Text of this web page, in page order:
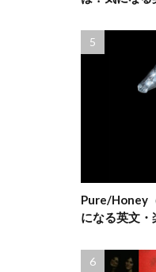
Pure/Honey
になる英文